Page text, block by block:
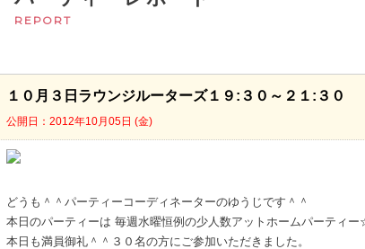
REPORT
１０月３日ラウンジルーターズ１９:３０～２１:３０
公開日：2012年10月05日 (金)
どうも＾＾パーティーコーディネーターのゆうじです＾＾
本日のパーティーは 毎週水曜恒例の少人数アットホームパーティ
本日も満員御礼＾＾３０名の方にご参加いただきました。